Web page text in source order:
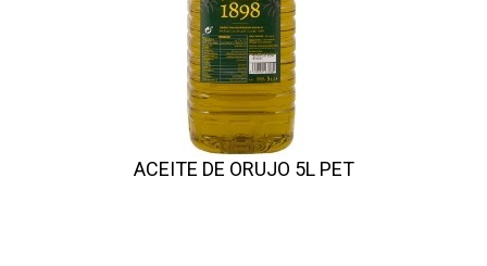
ACEITE DE ORUJO 5L PET